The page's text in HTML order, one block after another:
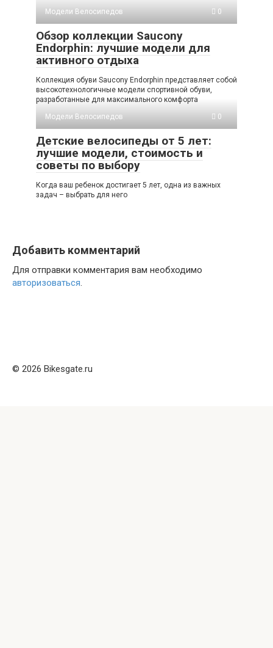
Модели Велосипедов
0
Обзор коллекции Saucony
Endorphin: лучшие модели для
активного отдыха
Коллекция обуви Saucony Endorphin представляет собой
высокотехнологичные модели спортивной обуви,
разработанные для максимального комфорта
Модели Велосипедов
0
Детские велосипеды от 5 лет:
лучшие модели, стоимость и
советы по выбору
Когда ваш ребенок достигает 5 лет, одна из важных
задач – выбрать для него
Добавить комментарий
Для отправки комментария вам необходимо
авторизоваться.
© 2026 Bikesgate.ru